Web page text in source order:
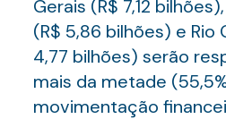
Gerais (R$ 7,12
(R$ 5,86 bilhões) e Rio
4,77 bilhões) serão
mais da metade
movimentação